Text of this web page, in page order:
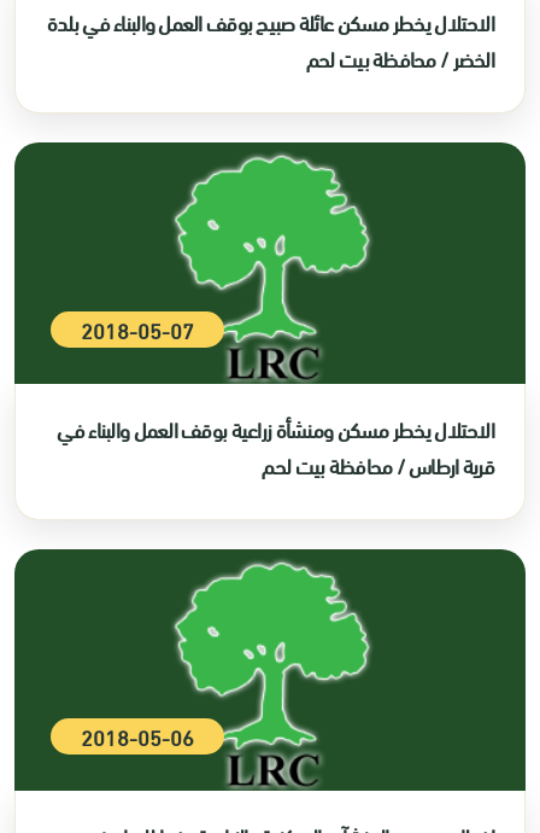
الاحتلال يخطر مسكن عائلة صبيح بوقف العمل والبناء في بلدة
الخضر / محافظة بيت لحم
2018-05-07
الاحتلال يخطر مسكن ومنشأة زراعية بوقف العمل والبناء في
قرية ارطاس / محافظة بيت لحم
2018-05-06